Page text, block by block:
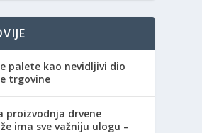
palete kao nevidljivi dio
trgovine
proizvodnja drvene
ima sve važniju ulogu –